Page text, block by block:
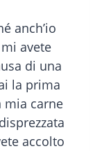
anch’io
avete
di una
la prima
mia carne
accolto